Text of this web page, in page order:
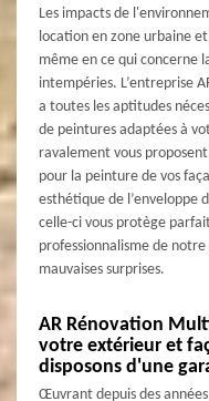
Les impacts de
location en zone urbaine
même en ce qui concerne
intempéries. L’entreprise
a toutes les aptitudes
de peintures adaptées à
ravalement vous
pour la peinture de vos
esthétique de l’enveloppe
celle-ci vous protège
professionnalisme de
mauvaises surprises.
AR Rénovation
votre extérieur et
disposons d'une
Œuvrant depuis des